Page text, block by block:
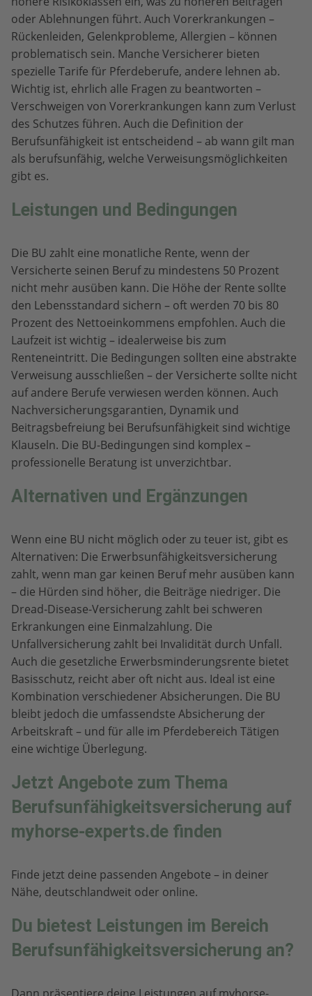
oder Ablehnungen führt. Auch Vorerkrankungen –
Rückenleiden, Gelenkprobleme, Allergien – können
problematisch sein. Manche Versicherer bieten
spezielle Tarife für Pferdeberufe, andere lehnen ab.
Wichtig ist, ehrlich alle Fragen zu beantworten –
Verschweigen von Vorerkrankungen kann zum Verlust
des Schutzes führen. Auch die Definition der
Berufsunfähigkeit ist entscheidend – ab wann gilt man
als berufsunfähig, welche Verweisungsmöglichkeiten
gibt es.
Leistungen und Bedingungen
Die BU zahlt eine monatliche Rente, wenn der
Versicherte seinen Beruf zu mindestens 50 Prozent
nicht mehr ausüben kann. Die Höhe der Rente sollte
den Lebensstandard sichern – oft werden 70 bis 80
Prozent des Nettoeinkommens empfohlen. Auch die
Laufzeit ist wichtig – idealerweise bis zum
Renteneintritt. Die Bedingungen sollten eine abstrakte
Verweisung ausschließen – der Versicherte sollte nicht
auf andere Berufe verwiesen werden können. Auch
Nachversicherungsgarantien, Dynamik und
Beitragsbefreiung bei Berufsunfähigkeit sind wichtige
Klauseln. Die BU-Bedingungen sind komplex –
professionelle Beratung ist unverzichtbar.
Alternativen und Ergänzungen
Wenn eine BU nicht möglich oder zu teuer ist, gibt es
Alternativen: Die Erwerbsunfähigkeitsversicherung
zahlt, wenn man gar keinen Beruf mehr ausüben kann
– die Hürden sind höher, die Beiträge niedriger. Die
Dread-Disease-Versicherung zahlt bei schweren
Erkrankungen eine Einmalzahlung. Die
Unfallversicherung zahlt bei Invalidität durch Unfall.
Auch die gesetzliche Erwerbsminderungsrente bietet
Basisschutz, reicht aber oft nicht aus. Ideal ist eine
Kombination verschiedener Absicherungen. Die BU
bleibt jedoch die umfassendste Absicherung der
Arbeitskraft – und für alle im Pferdebereich Tätigen
eine wichtige Überlegung.
Jetzt Angebote zum Thema
Berufsunfähigkeitsversicherung auf
myhorse-experts.de finden
Finde jetzt deine passenden Angebote – in deiner
Nähe, deutschlandweit oder online.
Du bietest Leistungen im Bereich
Berufsunfähigkeitsversicherung an?